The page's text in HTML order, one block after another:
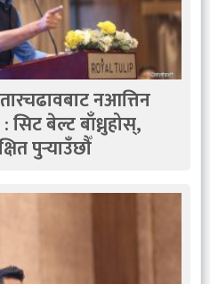
नआत्तिन
सिट बेल्ट बाँध्नुहोस्,
पुर्‍याउँछौँ